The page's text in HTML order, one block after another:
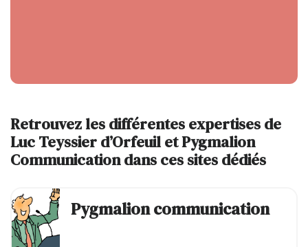
Retrouvez les différentes expertises de
Luc Teyssier d’Orfeuil et Pygmalion
Communication dans ces sites dédiés
Pygmalion communication